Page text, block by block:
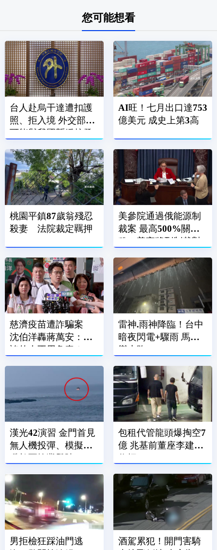
您可能想看
台人赴烏干達遭扣護
照、拒入境 外交部：
可能與我國暫緩核發
AI旺！七月出口達753
億美元 成史上第3高
桃園平鎮87歲翁殘忍
殺妻 法院裁定羈押
美參院通過俄能源制
裁案 最高500%關
稅！普亭將列制裁對
慈濟疫苗遭詐騙案
沈伯洋轟蔣萬安：造
謠的人不用負責？
雷神.雨神降臨！台中
暗夜閃電+驟雨 馬路
變水路
漢光42演習 金門首見
無人機投彈、模擬阻
殲敵軍搶灘登陸
包租代管龍頭爆掏空7
億 兆基前董座李建成
收押
男拒檢狂踩油門逃
酒駕累犯！開門害騎